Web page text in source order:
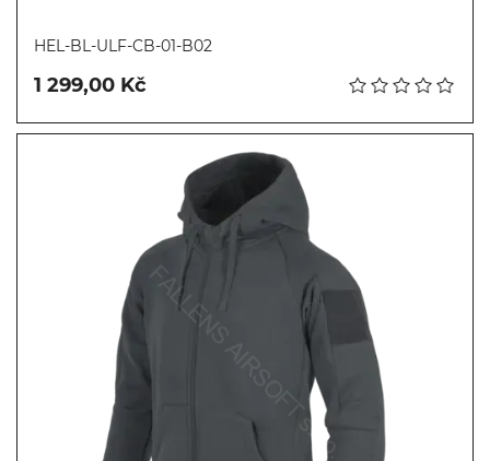
HEL-BL-ULF-CB-01-B02
1 299,00 Kč